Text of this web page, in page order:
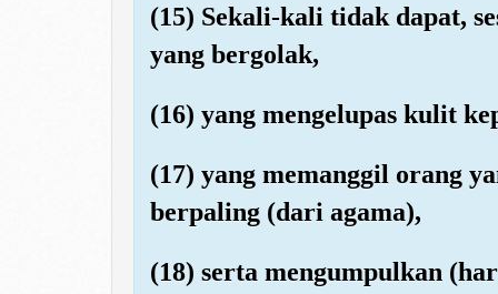
(15) Sekali-kali tidak dapat,
yang bergolak,
(16) yang mengelupas kulit
(17) yang memanggil orang
berpaling (dari agama),
(18) serta mengumpulkan